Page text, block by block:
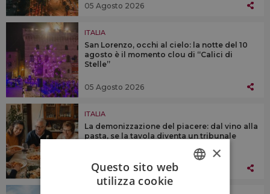
05 Agosto 2026
ITALIA
San Lorenzo, occhi al cielo: la notte del 10
agosto è il momento clou di “Calici di
Stelle”
05 Agosto 2026
ITALIA
La demonizzazione del piacere: dal vino alla
pasta, se la tavola diventa un tribunale
04 Agosto 2026
×
Questo sito web
utilizza cookie